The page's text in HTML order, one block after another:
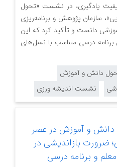
یادگیری، در نشست «تحول
سازمان پژوهش و برنامه‌ریزی
دانست و تأکید کرد که این
برنامه درسی متناسب با نسل‌های
دانش و آموزش
نشست اندیشه ورزی
و آموزش در عصر
ضرورت بازاندیشی در
و برنامه درسی